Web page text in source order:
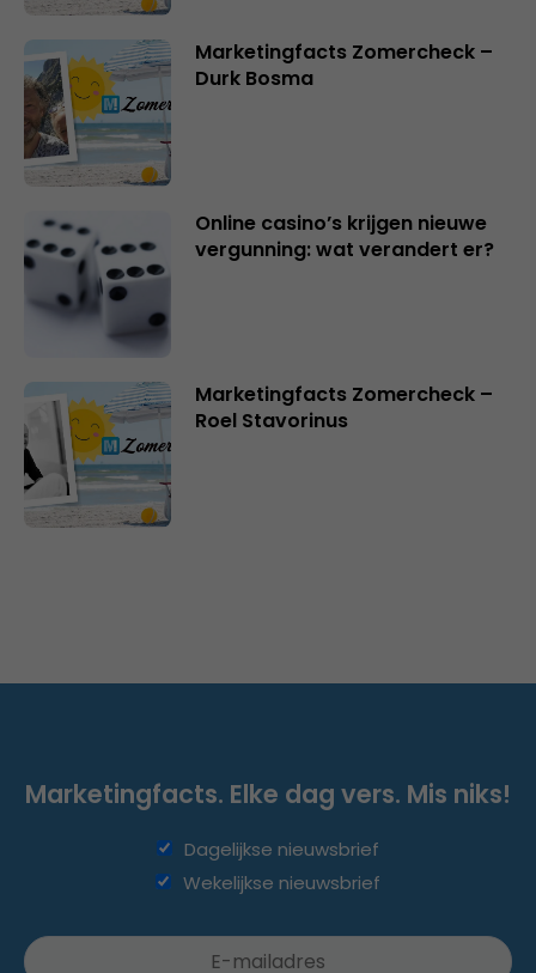
Marketingfacts Zomercheck –
Durk Bosma
Online casino’s krijgen nieuwe
vergunning: wat verandert er?
Marketingfacts Zomercheck –
Roel Stavorinus
Marketingfacts. Elke dag vers. Mis niks!
Dagelijkse nieuwsbrief
Wekelijkse nieuwsbrief